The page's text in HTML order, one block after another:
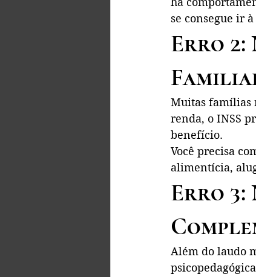
se consegue ir
Erro 2:
Muitas famílias
renda, o INSS
benefício.
Você precisa
alimentícia,
Erro 3:
Além do laudo